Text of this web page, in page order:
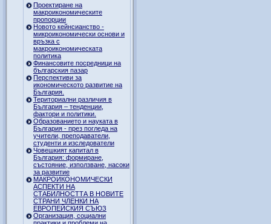
Проектиране на
макроикономическите
пропорции
Новото кейнсианство -
микроикономически основи и
връзка с
макроикономическата
политика
Финансовите посредници на
българския пазар
Перспективи за
икономическото развитие на
България.
Териториални различия в
България – тенденции,
фактори и политики.
Образованието и науката в
България - през погледа на
учители, преподаватели,
студенти и изследователи
Човешкият капитал в
България: формиране,
състояние, използване, насоки
за развитие
МАКРОИКОНОМИЧЕСКИ
АСПЕКТИ НА
СТАБИЛНОСТТА В НОВИТЕ
СТРАНИ ЧЛЕНКИ НА
ЕВРОПЕЙСКИЯ СЪЮЗ
Организация, социални
практики и проблеми на